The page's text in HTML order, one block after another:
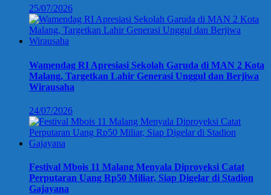
25/07/2026
Wamendag RI Apresiasi Sekolah Garuda di MAN 2 Kota
Malang, Targetkan Lahir Generasi Unggul dan Berjiwa
Wirausaha
24/07/2026
Festival Mbois 11 Malang Menyala Diproyeksi Catat
Perputaran Uang Rp50 Miliar, Siap Digelar di Stadion
Gajayana